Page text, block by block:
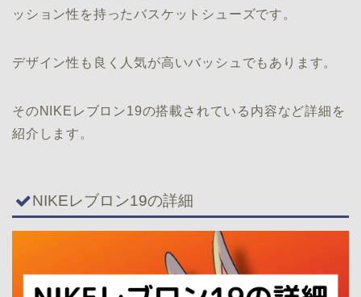
ッション性を持ったバスケットシューズです。
デザイン性も良く人気が高いバッシュでもあります。
そのNIKEレブロン19の搭載されている内容など詳細を
紹介します。
NIKEレブロン19の詳細